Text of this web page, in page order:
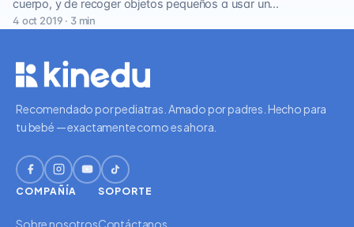
cuerpo, y de recoger objetos pequeños a usar un…
4 oct 2019 · 3 min
Recomendado por pediatras. Amado por padres. Hecho para
tu bebé — exactamente como es ahora.
COMPAÑÍA
Sobre nosotros
SOPORTE
Contáctanos